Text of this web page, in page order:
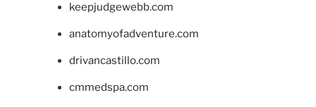
keepjudgewebb.com
anatomyofadventure.com
drivancastillo.com
cmmedspa.com